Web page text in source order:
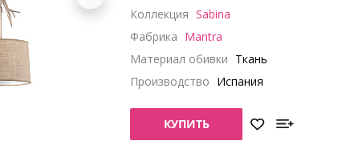
Коллекция Sabina
Фабрика Mantra
Материал обивки Ткань
Производство Испания
КУПИТЬ